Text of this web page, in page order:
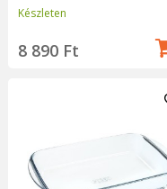
Készleten
8 890 Ft